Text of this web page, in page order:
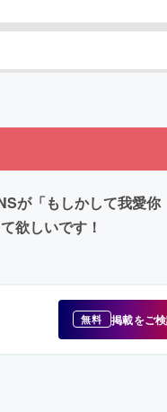
が「もしかして我愛你
欲しいです！
無料 掲載をご